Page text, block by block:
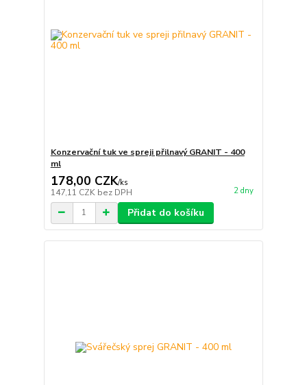
Konzervační tuk ve spreji přilnavý GRANIT - 400
ml
178,00 CZK/ks
147,11 CZK bez DPH 2 dny
Přidat do košíku